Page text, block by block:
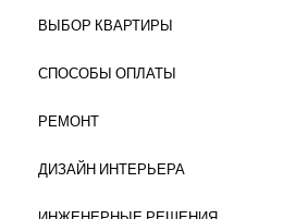
ВЫБОР КВАРТИРЫ
СПОСОБЫ ОПЛАТЫ
РЕМОНТ
ДИЗАЙН ИНТЕРЬЕРА